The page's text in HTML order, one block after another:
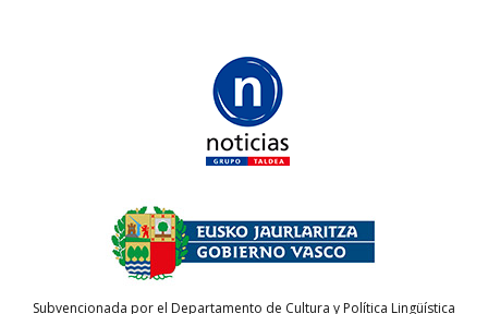
Subvencionada por el Departamento de Cultura y Política Lingüística